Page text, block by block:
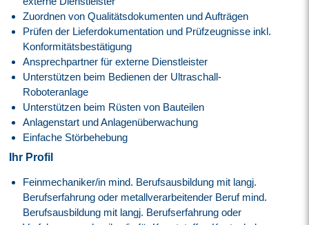
Zuordnen von Qualitätsdokumenten und Aufträgen
Prüfen der Lieferdokumentation und Prüfzeugnisse inkl.
Konformitätsbestätigung
Ansprechpartner für externe Dienstleister
Unterstützen beim Bedienen der Ultraschall-
Roboteranlage
Unterstützen beim Rüsten von Bauteilen
Anlagenstart und Anlagenüberwachung
Einfache Störbehebung
Ihr Profil
Feinmechaniker/in mind. Berufsausbildung mit langj.
Berufserfahrung oder metallverarbeitender Beruf mind.
Berufsausbildung mit langj. Berufserfahrung oder